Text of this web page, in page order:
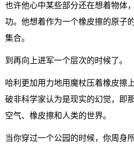
也许他心中某些部分还在想着物体
功。他想着作为一个橡皮擦的原子
集合。
到再向上进军一个层次的时候了。
哈利更加用力地用魔杖压着橡皮擦
破非科学家认为是现实的幻觉，即
空气、橡皮擦和人类的世界。
当你穿过一个公园的时候，你周身